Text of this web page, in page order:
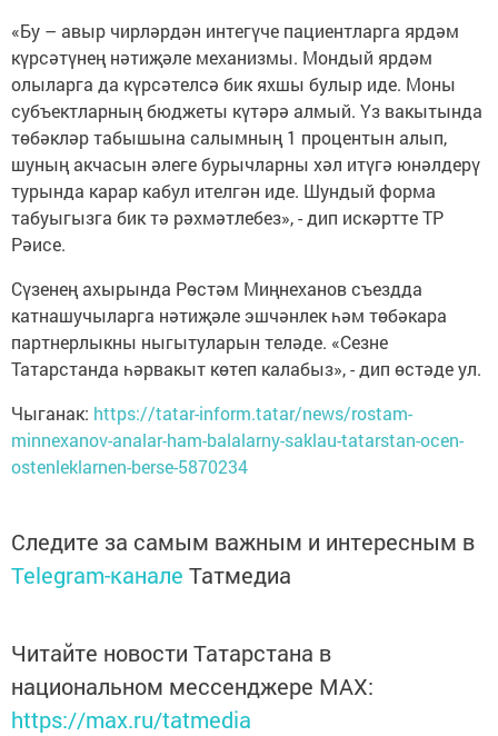
«Бу – авыр чирләрдән интегүче пациентларга ярдәм
күрсәтүнең нәтиҗәле механизмы. Мондый ярдәм
олыларга да күрсәтелсә бик яхшы булыр иде. Моны
субъектларның бюджеты күтәрә алмый. Үз вакытында
төбәкләр табышына салымның 1 процентын алып,
шуның акчасын әлеге бурычларны хәл итүгә юнәлдерү
турында карар кабул ителгән иде. Шундый форма
табуыгызга бик тә рәхмәтлебез», - дип искәртте ТР
Рәисе.
Сүзенең ахырында Рөстәм Миңнеханов съездда
катнашучыларга нәтиҗәле эшчәнлек һәм төбәкара
партнерлыкны ныгытуларын теләде. «Сезне
Татарстанда һәрвакыт көтеп калабыз», - дип өстәде ул.
Чыганак: https://tatar-inform.tatar/news/rostam-
minnexanov-analar-ham-balalarny-saklau-tatarstan-ocen-
ostenleklarnen-berse-5870234
Следите за самым важным и интересным в
Telegram-канале Татмедиа
Читайте новости Татарстана в
национальном мессенджере MАХ:
https://max.ru/tatmedia